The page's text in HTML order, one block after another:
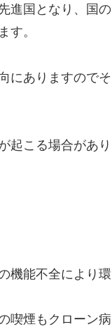
進国となり、国の
す。
にありますのでそ
起こる場合があり
機能不全により環
喫煙もクローン病